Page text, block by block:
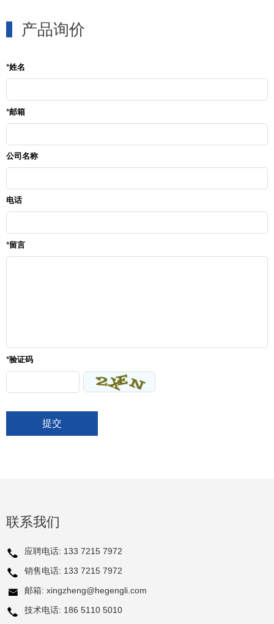
产品询价
*姓名
*邮箱
公司名称
电话
*留言
*验证码
联系我们
应聘电话: 133 7215 7972
销售电话: 133 7215 7972
邮箱: xingzheng@hegengli.com
技术电话: 186 5110 5010